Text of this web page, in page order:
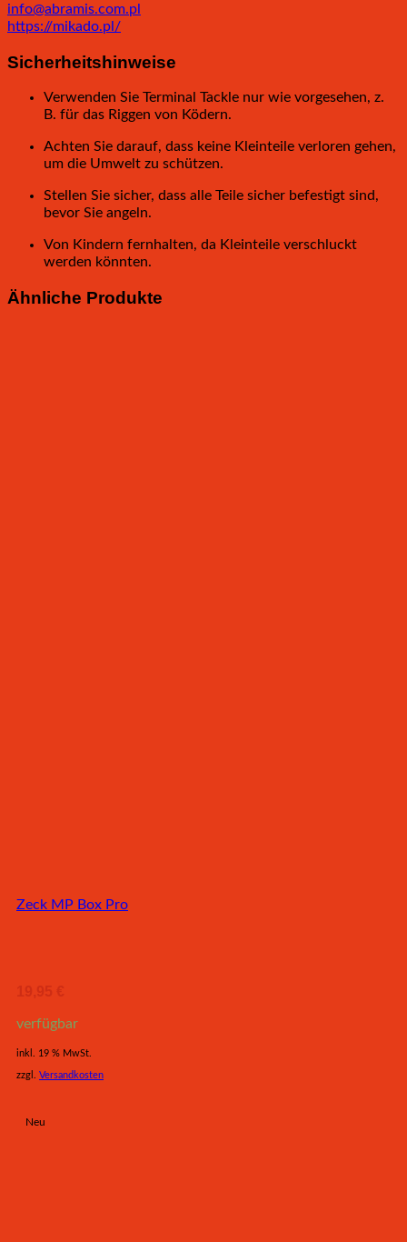
info@abramis.com.pl
https://mikado.pl/
Sicherheitshinweise
Verwenden Sie Terminal Tackle nur wie vorgesehen, z.
B. für das Riggen von Ködern.
Achten Sie darauf, dass keine Kleinteile verloren gehen,
um die Umwelt zu schützen.
Stellen Sie sicher, dass alle Teile sicher befestigt sind,
bevor Sie angeln.
Von Kindern fernhalten, da Kleinteile verschluckt
werden könnten.
Ähnliche Produkte
Zeck MP Box Pro
19,95 €
verfügbar
inkl. 19 % MwSt.
zzgl. Versandkosten
Neu